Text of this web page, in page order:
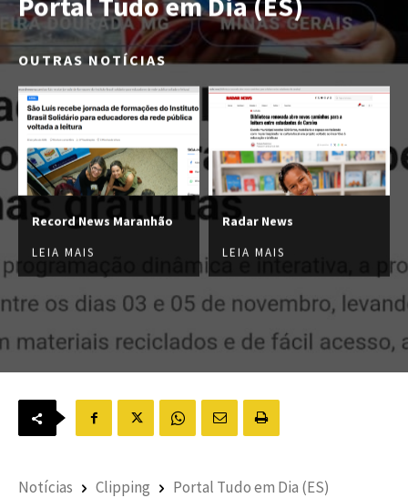
OUTRAS NOTÍCIAS
Record News Maranhão
LEIA MAIS
Radar News
LEIA MAIS
Notícias Clipping Portal Tudo em Dia (ES)